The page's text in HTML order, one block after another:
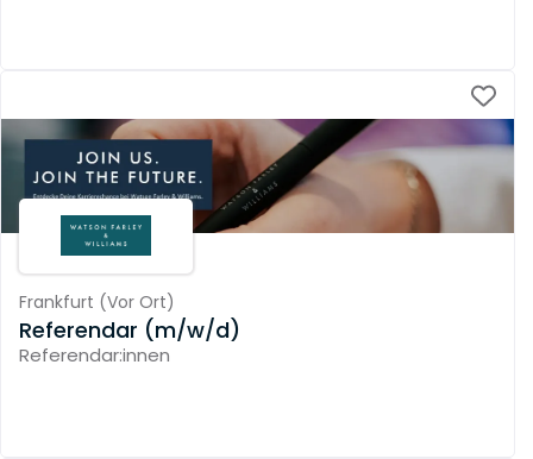
Frankfurt (Vor Ort)
Referendar (m/w/d)
Referendar:innen